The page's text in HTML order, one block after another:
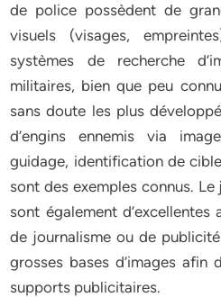
de police possèdent de
visuels (visages,
systèmes de recherche
militaires, bien que peu
sans doute les plus
d’engins ennemis via
guidage, identification de
sont des exemples connus.
sont également d’excellentes
de journalisme ou de
grosses bases d’images afin
supports publicitaires.